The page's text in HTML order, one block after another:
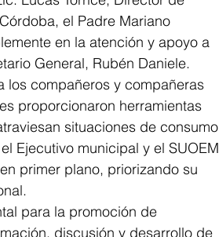
el Padre Mariano
en la atención y apoyo a
General, Rubén Daniele.
los compañeros y compañeras
proporcionaron herramientas
situaciones de consumo
Ejecutivo municipal y el SUOEM
primer plano, priorizando su
para la promoción de
discusión y desarrollo de